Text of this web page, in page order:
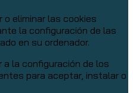
o eliminar las cookies
la configuración de las
en su ordenador.
la configuración de los
para aceptar, instalar o